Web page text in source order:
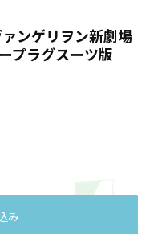
ンゲリヲン新劇場
プラグスーツ版
み